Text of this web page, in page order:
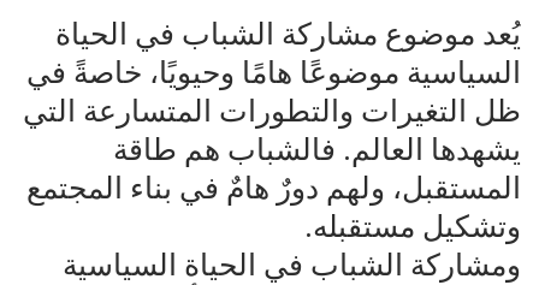
يُعد موضوع مشاركة الشباب في الحياة
السياسية موضوعًا هامًا وحيويًا، خاصةً في
ظل التغيرات والتطورات المتسارعة التي
يشهدها العالم. فالشباب هم طاقة
المستقبل، ولهم دورٌ هامٌ في بناء المجتمع
وتشكيل مستقبله.
ومشاركة الشباب في الحياة السياسية